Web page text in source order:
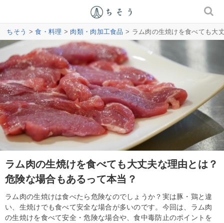
ちそう >食・料理 > 肉類・肉加工食品 > ラム肉の生焼けを食べても大
ラム肉の生焼けを食べても大丈夫な理由とは？
危険な場合もあるって本当？
ラム肉の生焼けは食べたら危険なのでしょうか？実は豚・鶏と違
い、生焼けでも食べて安全な場合が多いのです。今回は、ラム肉
の生焼けを食べて安全・危険な場合や、食中毒防止のポイントを